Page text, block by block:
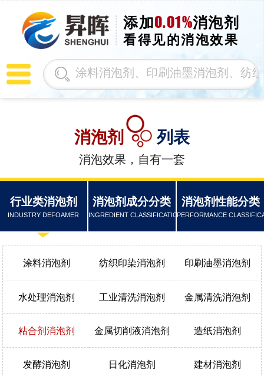
添加0.01%消泡剂
看得见的消泡效果
消泡剂 列表
消泡效果，自有一套
行业类消泡剂
INDUSTRY DEFOAMER
涂料消泡剂 纺织印染消泡剂 印刷油墨消泡剂
水处理消泡剂 工业清洗消泡剂 金属清洗消泡剂
粘合剂消泡剂 金属切削液消泡剂 造纸消泡剂
发酵消泡剂 日化消泡剂 建材消泡剂
消泡剂成分分类
INGREDIENT CLASSIFICATION
消泡剂性能分类
PERFORMANCE